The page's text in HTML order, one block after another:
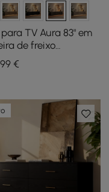
TV Aura 83" em
de freixo
marrom fumê
de pedra
€